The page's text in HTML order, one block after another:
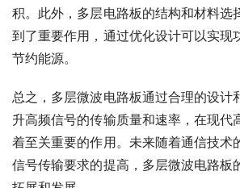
积。此外，多层电路板的结构和材料选
到了重要作用，通过优化设计可以实现
节约能源。
总之，多层微波电路板通过合理的设计
升高频信号的传输质量和速率，在现代
着至关重要的作用。未来随着通信技术
信号传输要求的提高，多层微波电路板